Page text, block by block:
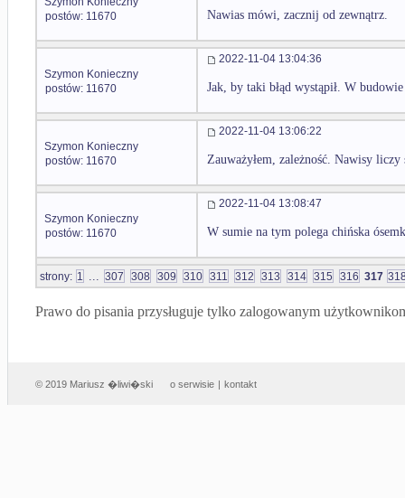
postów: 11670
Nawias mówi, zacznij od zewnątrz.
Szymon Konieczny
postów: 11670
2022-11-04 13:04:36
Jak, by taki błąd wystąpił. W
Szymon Konieczny
postów: 11670
2022-11-04 13:06:22
Zauważyłem, zależność. Nawisy
Szymon Konieczny
postów: 11670
2022-11-04 13:08:47
W sumie na tym polega chińska
strony: 1 ... 307 308 309 310 311 312 313 314 315 316 317
Prawo do pisania przysługuje tylko zalogowanym
© 2019 Mariusz �liwi�ski o serwisie | kontakt